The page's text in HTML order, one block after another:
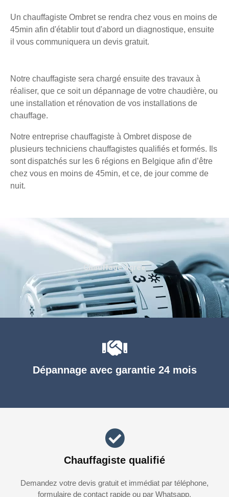
Un chauffagiste Ombret se rendra chez vous en moins de
45min afin d'établir tout d'abord un diagnostique, ensuite
il vous communiquera un devis gratuit.
Notre chauffagiste sera chargé ensuite des travaux à
réaliser, que ce soit un dépannage de votre chaudière, ou
une installation et rénovation de vos installations de
chauffage.
Notre entreprise chauffagiste à Ombret dispose de
plusieurs techniciens chauffagistes qualifiés et formés. Ils
sont dispatchés sur les 6 régions en Belgique afin d’être
chez vous en moins de 45min, et ce, de jour comme de
nuit.
Dépannage avec garantie 24 mois
Chauffagiste qualifié
Demandez votre devis gratuit et immédiat par téléphone,
formulaire de contact rapide ou par Whatsapp.
Chauffage agréé